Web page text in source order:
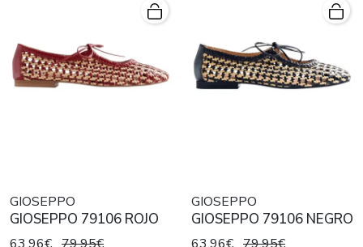
GIOSEPPO
GIOSEPPO 79106 ROJO
63,96€ 79,95€
GIOSEPPO
GIOSEPPO 79106 NEGRO
63,96€ 79,95€